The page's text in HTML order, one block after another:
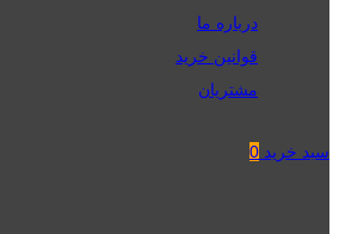
درباره ما
قوانین خرید
مشتریان
سبد خرید 0